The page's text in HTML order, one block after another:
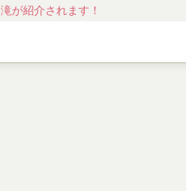
滝が紹介されます！